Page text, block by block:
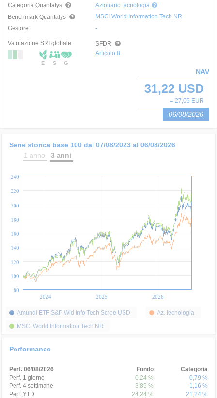
Categoria Quantalys
Azionario tecnologia
Benchmark Quantalys
MSCI World Information Tech NR
Gestore
-
Valutazione SRI globale
E S G
SFDR
Articolo 8
NAV
31,22 USD
= 27,05 EUR
06/08/2026
Serie storica base 100 dal 07/08/2023 al 06/08/2026
1 anno
3 anni
2024 2025 2026
80
100
120
140
160
180
200
220
240
Amundi ETF S&P Wld Info Tech Scree USD
Az. tecnologia
MSCI World Information Tech NR
Performance
Perf. 06/08/2026 Fondo
Categoria
Perf. 1 giorno
0,24 %
-0,79 %
Perf. 4 settimane
3,85 %
-1,16 %
Perf. YTD
24,24 %
21,24 %